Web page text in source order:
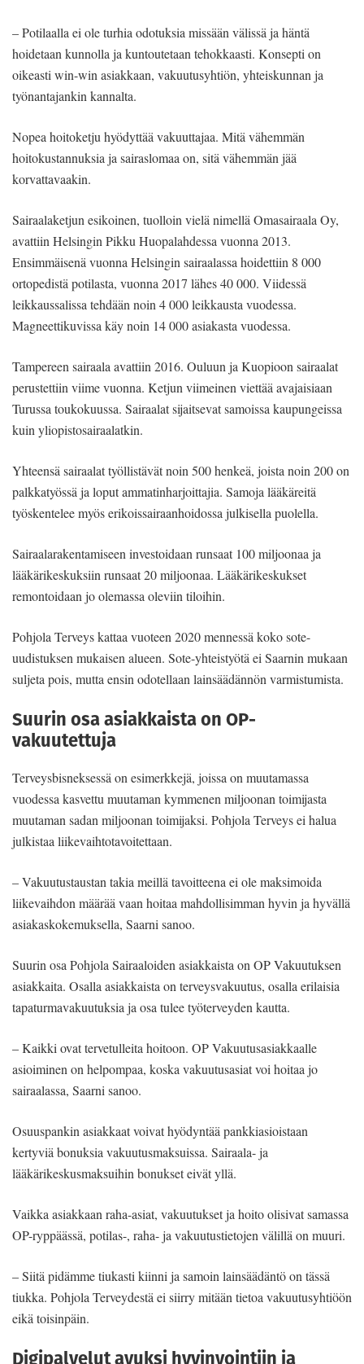
– Potilaalla ei ole turhia odotuksia missään välissä ja häntä
hoidetaan kunnolla ja kuntoutetaan tehokkaasti. Konsepti on
oikeasti win-win asiakkaan, vakuutusyhtiön, yhteiskunnan ja
työnantajankin kannalta.
Nopea hoitoketju hyödyttää vakuuttajaa. Mitä vähemmän
hoitokustannuksia ja sairaslomaa on, sitä vähemmän jää
korvattavaakin.
Sairaalaketjun esikoinen, tuolloin vielä nimellä Omasairaala Oy,
avattiin Helsingin Pikku Huopalahdessa vuonna 2013.
Ensimmäisenä vuonna Helsingin sairaalassa hoidettiin 8 000
ortopedistä potilasta, vuonna 2017 lähes 40 000. Viidessä
leikkaussalissa tehdään noin 4 000 leikkausta vuodessa.
Magneettikuvissa käy noin 14 000 asiakasta vuodessa.
Tampereen sairaala avattiin 2016. Ouluun ja Kuopioon sairaalat
perustettiin viime vuonna. Ketjun viimeinen viettää avajaisiaan
Turussa toukokuussa. Sairaalat sijaitsevat samoissa kaupungeissa
kuin yliopistosairaalatkin.
Yhteensä sairaalat työllistävät noin 500 henkeä, joista noin 200 on
palkkatyössä ja loput ammatinharjoittajia. Samoja lääkäreitä
työskentelee myös erikoissairaanhoidossa julkisella puolella.
Sairaalarakentamiseen investoidaan runsaat 100 miljoonaa ja
lääkärikeskuksiin runsaat 20 miljoonaa. Lääkärikeskukset
remontoidaan jo olemassa oleviin tiloihin.
Pohjola Terveys kattaa vuoteen 2020 mennessä koko sote-
uudistuksen mukaisen alueen. Sote-yhteistyötä ei Saarnin mukaan
suljeta pois, mutta ensin odotellaan lainsäädännön varmistumista.
Suurin osa asiakkaista on OP-
vakuutettuja
Terveysbisneksessä on esimerkkejä, joissa on muutamassa
vuodessa kasvettu muutaman kymmenen miljoonan toimijasta
muutaman sadan miljoonan toimijaksi. Pohjola Terveys ei halua
julkistaa liikevaihtotavoitettaan.
– Vakuutustaustan takia meillä tavoitteena ei ole maksimoida
liikevaihdon määrää vaan hoitaa mahdollisimman hyvin ja hyvällä
asiakaskokemuksella, Saarni sanoo.
Suurin osa Pohjola Sairaaloiden asiakkaista on OP Vakuutuksen
asiakkaita. Osalla asiakkaista on terveysvakuutus, osalla erilaisia
tapaturmavakuutuksia ja osa tulee työterveyden kautta.
– Kaikki ovat tervetulleita hoitoon. OP Vakuutusasiakkaalle
asioiminen on helpompaa, koska vakuutusasiat voi hoitaa jo
sairaalassa, Saarni sanoo.
Osuuspankin asiakkaat voivat hyödyntää pankkiasioistaan
kertyviä bonuksia vakuutusmaksuissa. Sairaala- ja
lääkärikeskusmaksuihin bonukset eivät yllä.
Vaikka asiakkaan raha-asiat, vakuutukset ja hoito olisivat samassa
OP-ryppäässä, potilas-, raha- ja vakuutustietojen välillä on muuri.
– Siitä pidämme tiukasti kiinni ja samoin lainsäädäntö on tässä
tiukka. Pohjola Terveydestä ei siirry mitään tietoa vakuutusyhtiöön
eikä toisinpäin.
Digipalvelut avuksi hyvinvointiin ja